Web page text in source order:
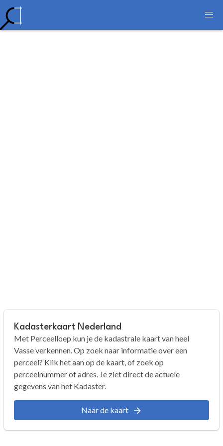
Kadasterkaart Nederland
Met Perceelloep kun je de kadastrale kaart van heel
Vasse verkennen. Op zoek naar informatie over een
perceel? Klik het aan op de kaart, of zoek op
perceelnummer of adres. Je ziet direct de actuele
gegevens van het Kadaster.
Naar de kaart